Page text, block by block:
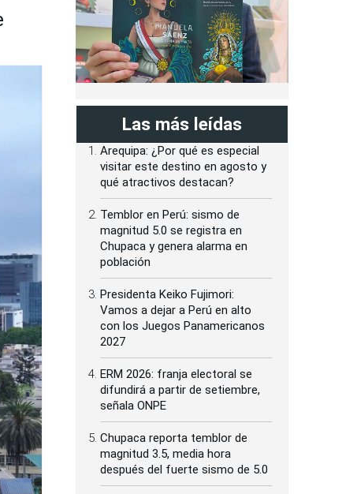
Las más leídas
Arequipa: ¿Por qué es especial
visitar este destino en agosto y
qué atractivos destacan?
Temblor en Perú: sismo de
magnitud 5.0 se registra en
Chupaca y genera alarma en
población
Presidenta Keiko Fujimori:
Vamos a dejar a Perú en alto
con los Juegos Panamericanos
2027
ERM 2026: franja electoral se
difundirá a partir de setiembre,
señala ONPE
Chupaca reporta temblor de
magnitud 3.5, media hora
después del fuerte sismo de 5.0